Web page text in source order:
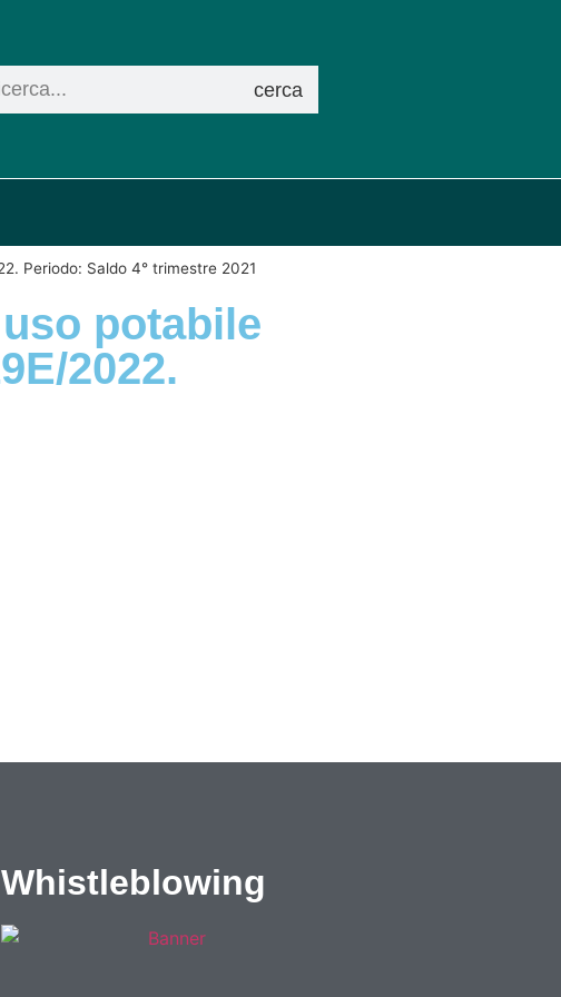
cerca
Periodo: Saldo 4° trimestre 2021
potabile
2022.
Whistleblowing